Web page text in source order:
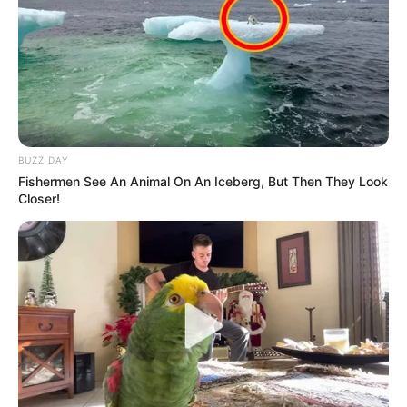
ALERTA BOGOTÁ EN GOOGLE NEWS
TEMAS RELACIONADOS
EVENTOS EN BOGOTÁ
SALIDAS EN BOGOTÁ
CULTURA
MANTÉNGASE EN ALERTA
Tenemos todas las noticias que le
interesan. Para estar bien informado, por
favor, active las notificaciones de Alerta.
ACTIVAR AHORA
BUZZ DAY
Fishermen See An Animal On An Iceberg, But Then They Look
Closer!